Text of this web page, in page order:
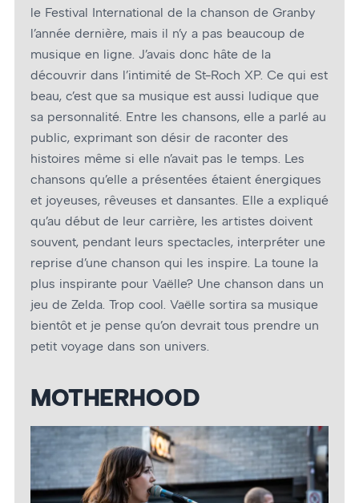
le Festival International de la chanson de Granby
l’année dernière, mais il n’y a pas beaucoup de
musique en ligne. J’avais donc hâte de la
découvrir dans l’intimité de St-Roch XP. Ce qui est
beau, c’est que sa musique est aussi ludique que
sa personnalité. Entre les chansons, elle a parlé au
public, exprimant son désir de raconter des
histoires même si elle n’avait pas le temps. Les
chansons qu’elle a présentées étaient énergiques
et joyeuses, rêveuses et dansantes. Elle a expliqué
qu’au début de leur carrière, les artistes doivent
souvent, pendant leurs spectacles, interpréter une
reprise d’une chanson qui les inspire. La toune la
plus inspirante pour Vaëlle? Une chanson dans un
jeu de Zelda. Trop cool. Vaëlle sortira sa musique
bientôt et je pense qu’on devrait tous prendre un
petit voyage dans son univers.
MOTHERHOOD